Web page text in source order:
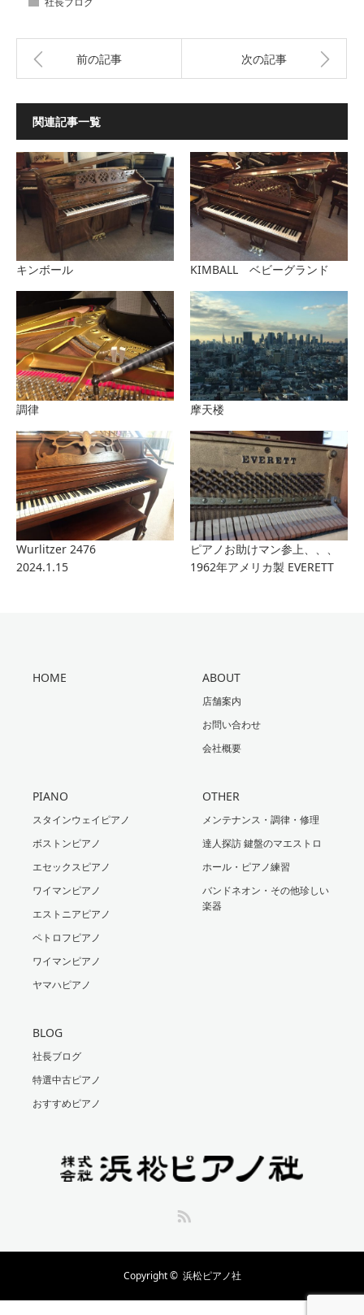
前の記事 次の記事
関連記事一覧
キンボール KIMBALL ベビーグランド
調律 摩天楼
Wurlitzer 2476
2024.1.15
ピアノお助けマン参上、、、
1962年アメリカ製 EVERETT
HOME ABOUT
店舗案内
お問い合わせ
会社概要
PIANO
スタインウェイピアノ
ボストンピアノ
エセックスピアノ
ワイマンピアノ
エストニアピアノ
ペトロフピアノ
ワイマンピアノ
ヤマハピアノ
OTHER
メンテナンス・調律・修理
達人探訪 鍵盤のマエストロ
ホール・ピアノ練習
バンドネオン・その他珍しい
楽器
BLOG
社長ブログ
特選中古ピアノ
おすすめピアノ
Copyright © 浜松ピアノ社